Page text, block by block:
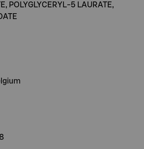
POLYGLYCERYL-5 LAURATE,